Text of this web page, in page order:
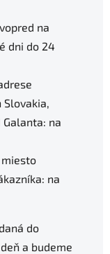
na
dni do 24
Galanta: na
miesto
na
do
a budeme